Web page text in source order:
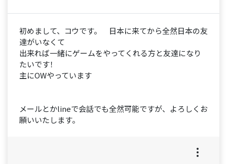
初めまして、コウです。 日本に来てから全然日本の友
達がいなくて
出来れば一緒にゲームをやってくれる方と友達になり
たいです！
主にOWやっています
メールとかlineで会話でも全然可能ですが、よろしくお
願いいたします。